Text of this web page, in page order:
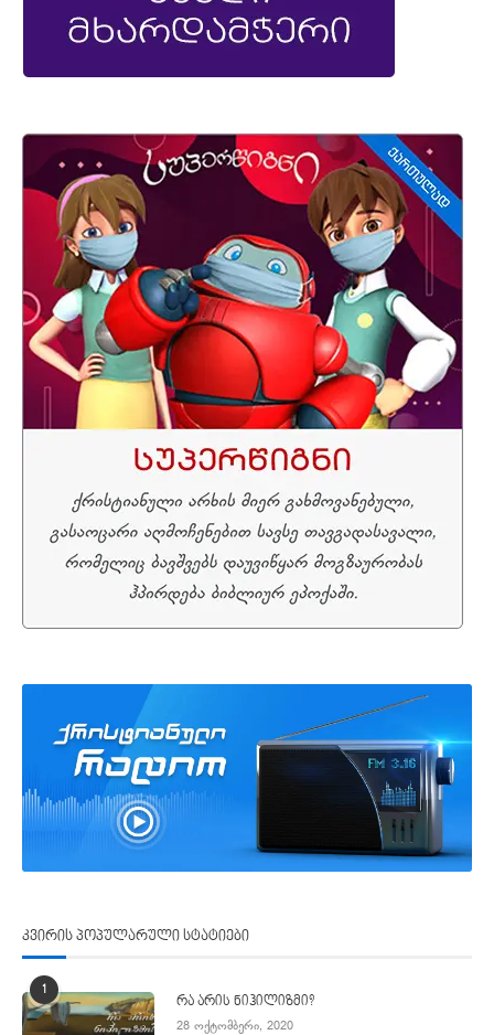
კვირის პოპულარული სტატიები
1
რა არის ნიჰილიზმი?
28 ოქტომბერი, 2020